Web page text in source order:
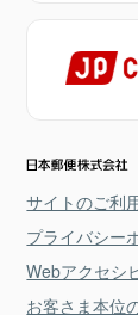
サイトのご利
プライバシー
Webアクセシ
お客さま本位